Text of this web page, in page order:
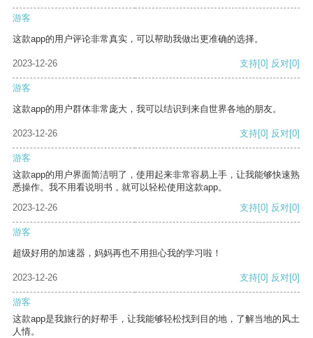
游客
这款app的用户评论非常真实，可以帮助我做出更准确的选择。
2023-12-26 支持[0] 反对[0]
游客
这款app的用户群体非常庞大，我可以结识到来自世界各地的朋友。
2023-12-26 支持[0] 反对[0]
游客
这款app的用户界面简洁明了，使用起来非常容易上手，让我能够快速熟
悉操作。我不用看说明书，就可以轻松使用这款app。
2023-12-26
支持[0] 反对[0]
游客
超级好用的加速器，妈妈再也不用担心我的学习啦！
2023-12-26 支持[0] 反对[0]
游客
这款app是我旅行的好帮手，让我能够轻松找到目的地，了解当地的风土
人情。